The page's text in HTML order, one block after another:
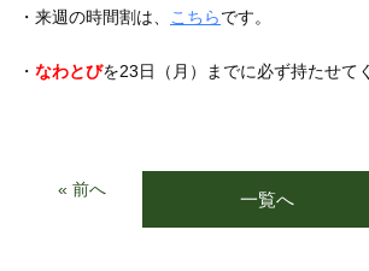
・来週の時間割は、 こちらです。
・ なわとびを23日（月）までに必ず持たせて
« 前へ 一覧へ